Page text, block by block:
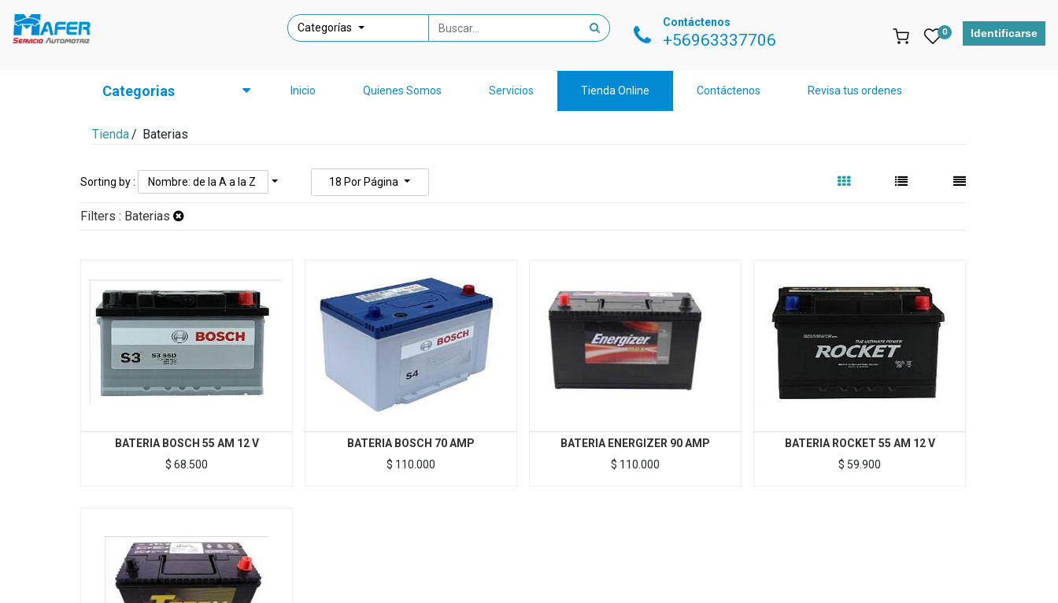
Categorías Contáctenos
+56963337706 0 Identificarse
Categorias Inicio Quienes Somos Servicios Tienda Online Contáctenos Revisa tus ordenes
Tienda/ Baterias
Sorting by : Nombre: de la A a la Z 18 Por Página
Filters : Baterias
BATERIA BOSCH 55 AM 12 V
$ 68.500
BATERIA BOSCH 70 AMP
$ 110.000
BATERIA ENERGIZER 90 AMP
$ 110.000
BATERIA ROCKET 55 AM 12 V
$ 59.900